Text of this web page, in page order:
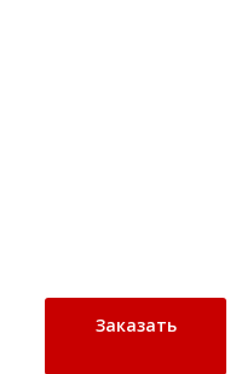
Заказать